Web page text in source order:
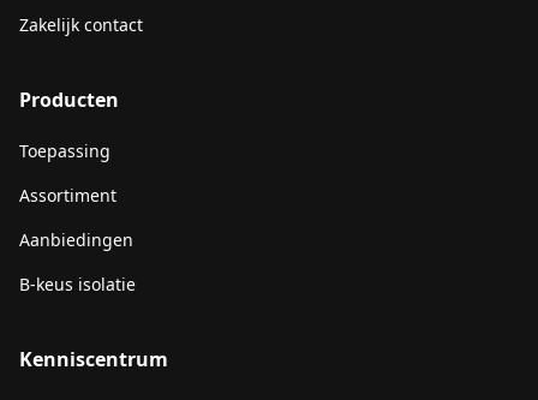
Zakelijk contact
Producten
Toepassing
Assortiment
Aanbiedingen
B-keus isolatie
Kenniscentrum